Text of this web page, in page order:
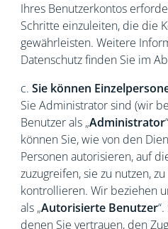
Ihres Benutzerkontos
Schritte einzuleiten, die die
gewährleisten. Weitere
Datenschutz finden Sie im
c. Sie können
Sie Administrator sind (wir
Benutzer als „Administrator
können Sie, wie von den
Personen autorisieren, auf
zuzugreifen, sie zu nutzen,
kontrollieren. Wir beziehen
als „Autorisierte Benutzer
denen Sie vertrauen, den